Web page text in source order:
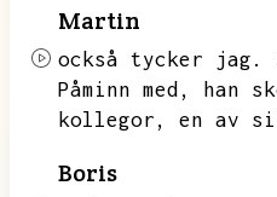
Martin
också tycker
Påminn med, han
kollegor, en av
Boris